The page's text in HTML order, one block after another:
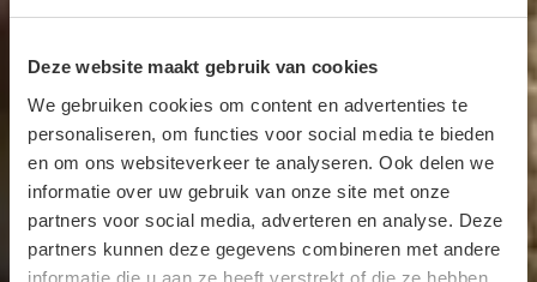
Deze website maakt gebruik van cookies
We gebruiken cookies om content en advertenties te
personaliseren, om functies voor social media te bieden
en om ons websiteverkeer te analyseren. Ook delen we
informatie over uw gebruik van onze site met onze
partners voor social media, adverteren en analyse. Deze
partners kunnen deze gegevens combineren met andere
informatie die u aan ze heeft verstrekt of die ze hebben